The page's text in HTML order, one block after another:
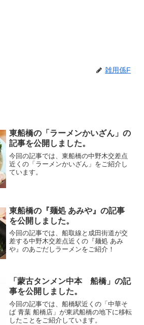
雑用係F
東船橋の「ラーメンかいざん」の
記事を公開しました。
今回の記事では、東船橋の中野木交差点
近くの「ラーメンかいざん」をご紹介し
ています。
東船橋の『麺処 あみや』の記事
を公開しました。
今回の記事では、船取線と成田街道が交
差する中野木交差点近くの『麺処 あみ
や』のあごだしラーメンをご紹介！
「蒙古タンメン中本 船橋」の記
事を公開しました。
今回の記事では、船橋駅近くの「中華そ
ば 青葉 船橋店」が東武船橋の地下に移転
したことをご紹介しています。